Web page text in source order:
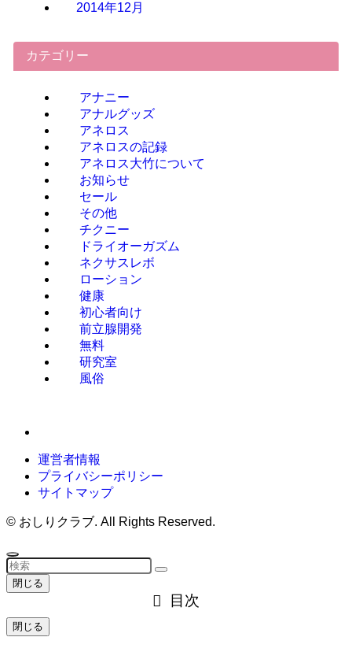
2014年12月
カテゴリー
アナニー
アナルグッズ
アネロス
アネロスの記録
アネロス大竹について
お知らせ
セール
その他
チクニー
ドライオーガズム
ネクサスレボ
ローション
健康
初心者向け
前立腺開発
無料
研究室
風俗
運営者情報
プライバシーポリシー
サイトマップ
© おしりクラブ. All Rights Reserved.
閉じる
目次
閉じる